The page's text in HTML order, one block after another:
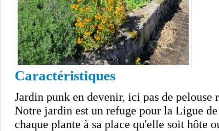
Caractéristiques
Jardin punk en devenir, ici pas de pelouse
Notre jardin est un refuge pour la Ligue
chaque plante à sa place qu'elle soit hôte